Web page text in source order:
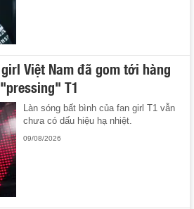
Việt Nam đã gom tới hàng
T1
Làn sóng bất bình của fan girl T1 vẫn
chưa có dấu hiệu hạ nhiệt.
09/08/2026